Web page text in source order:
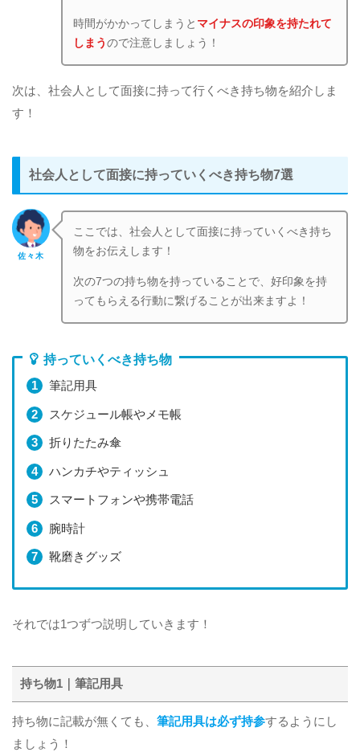
時間がかかってしまうと マイナスの印象を持たれて
しまうので注意しましょう！
次は、社会人として面接に持って行くべき持ち物を紹介しま
す！
社会人として面接に持っていくべき持ち物7選
佐々木
ここでは、社会人として面接に持っていくべき持ち
物をお伝えします！
次の7つの持ち物を持っていることで、好印象を持
ってもらえる行動に繋げることが出来ますよ！
持っていくべき持ち物
筆記用具
スケジュール帳やメモ帳
折りたたみ傘
ハンカチやティッシュ
スマートフォンや携帯電話
腕時計
靴磨きグッズ
それでは1つずつ説明していきます！
持ち物1｜筆記用具
持ち物に記載が無くても、 筆記用具は必ず持参するようにし
ましょう！